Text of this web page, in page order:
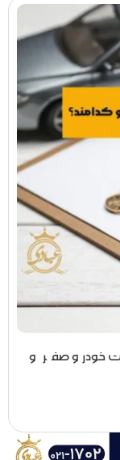
خودرو صفر و